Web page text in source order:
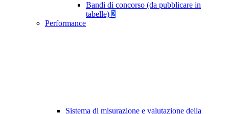
Bandi di concorso (da pubblicare in
tabelle) 2
Performance
Sistema di misurazione e valutazione della